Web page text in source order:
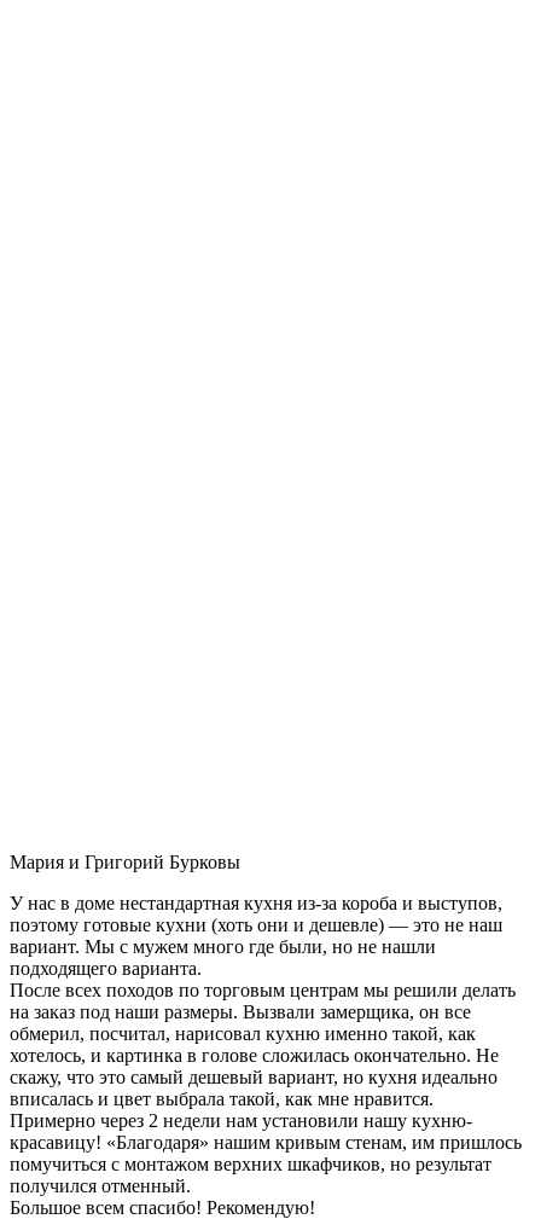
Мария и Григорий Бурковы
У нас в доме нестандартная кухня из-за короба и выступов,
поэтому готовые кухни (хоть они и дешевле) — это не наш
вариант. Мы с мужем много где были, но не нашли
подходящего варианта.
После всех походов по торговым центрам мы решили делать
на заказ под наши размеры. Вызвали замерщика, он все
обмерил, посчитал, нарисовал кухню именно такой, как
хотелось, и картинка в голове сложилась окончательно. Не
скажу, что это самый дешевый вариант, но кухня идеально
вписалась и цвет выбрала такой, как мне нравится.
Примерно через 2 недели нам установили нашу кухню-
красавицу! «Благодаря» нашим кривым стенам, им пришлось
помучиться с монтажом верхних шкафчиков, но результат
получился отменный.
Большое всем спасибо! Рекомендую!